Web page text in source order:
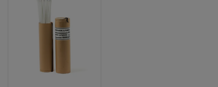
Anbefalt antall personer til håndtering
Beregnet håndteringstid/person